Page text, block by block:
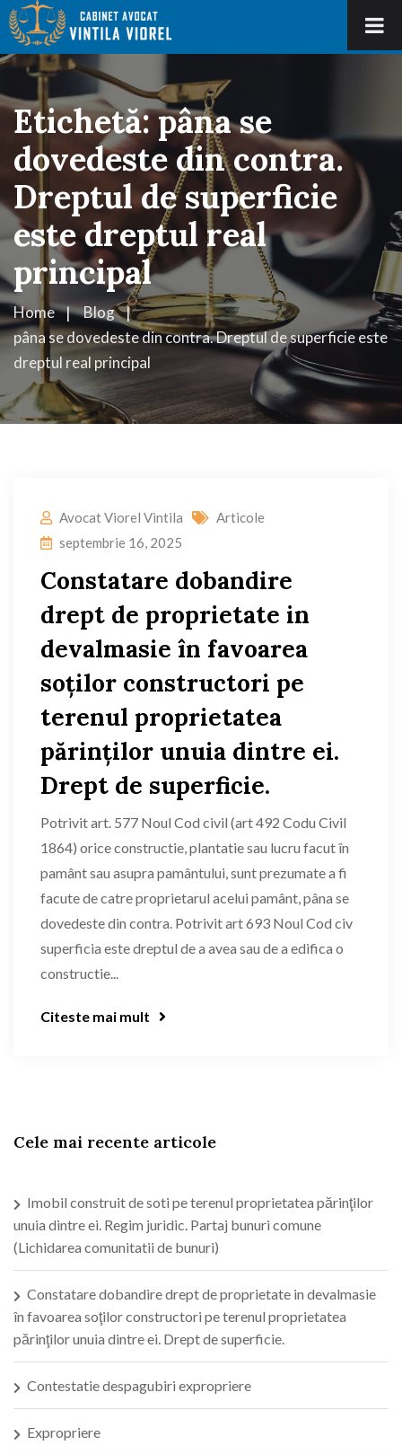
Etichetă:pâna se
dovedeste din contra.
Dreptul de superficie
este dreptul real
principal
Home
Blog
pâna se dovedeste din contra. Dreptul de superficie este
dreptul real principal
Avocat Viorel Vintila
Articole
septembrie 16, 2025
Constatare dobandire
drept de proprietate in
devalmasie în favoarea
soţilor constructori pe
terenul proprietatea
părinţilor unuia dintre ei.
Drept de superficie.
Potrivit art. 577 Noul Cod civil (art 492 Codu Civil
1864) orice constructie, plantatie sau lucru facut în
pamânt sau asupra pamântului, sunt prezumate a fi
facute de catre proprietarul acelui pamânt, pâna se
dovedeste din contra. Potrivit art 693 Noul Cod civ
superficia este dreptul de a avea sau de a edifica o
constructie...
Citeste mai mult
Cele mai recente articole
Imobil construit de soti pe terenul proprietatea părinţilor
unuia dintre ei. Regim juridic. Partaj bunuri comune
(Lichidarea comunitatii de bunuri)
Constatare dobandire drept de proprietate in devalmasie
în favoarea soţilor constructori pe terenul proprietatea
părinţilor unuia dintre ei. Drept de superficie.
Contestatie despagubiri expropriere
Expropriere